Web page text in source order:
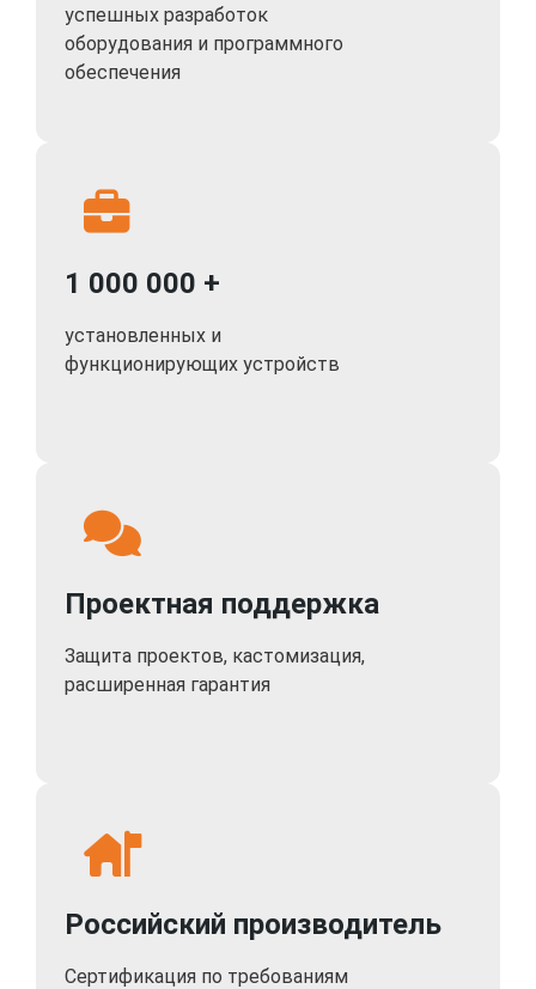
успешных разработок
оборудования и программного
обеспечения
1 000 000 +
установленных и
функционирующих устройств
Проектная поддержка
Защита проектов, кастомизация,
расширенная гарантия
Российский производитель
Сертификация по требованиям